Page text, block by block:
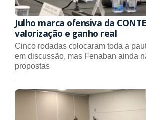
Julho marca ofensiva da
valorização e ganho real
Cinco rodadas colocaram toda a
em discussão, mas Fenaban ainda
propostas